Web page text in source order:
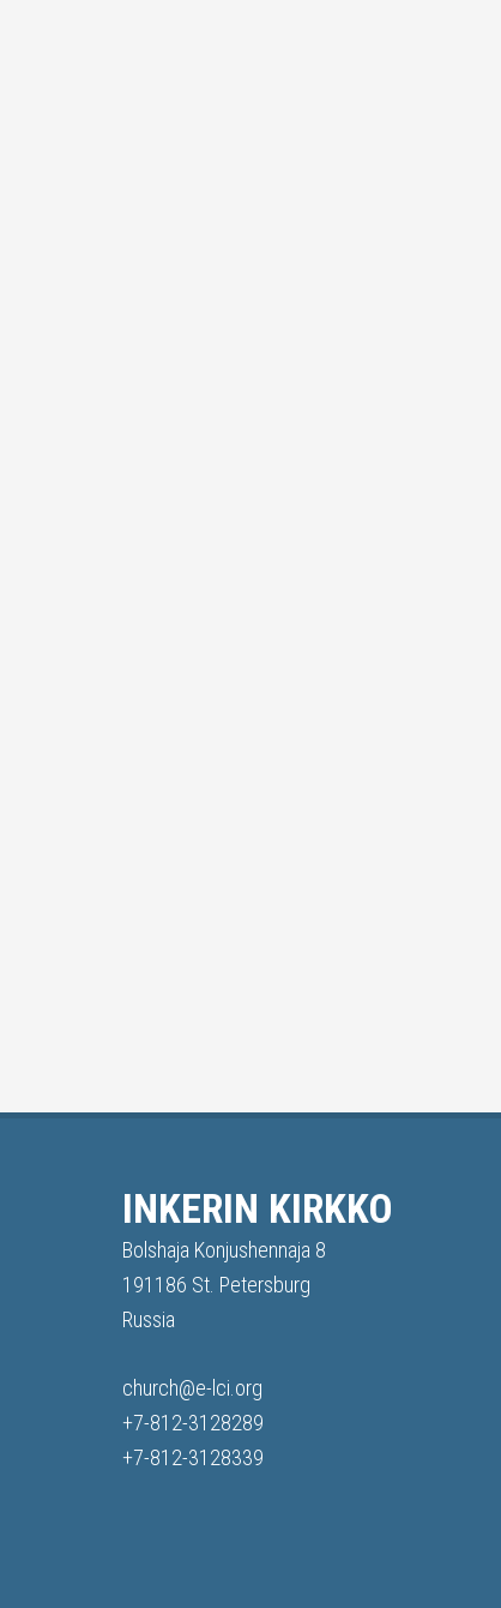
INKERIN KIRKKO
Bolshaja Konjushennaja 8
191186 St. Petersburg
Russia
church@e-lci.org
+7-812-3128289
+7-812-3128339